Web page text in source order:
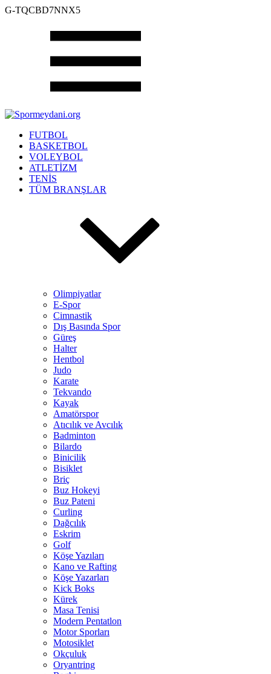
G-TQCBD7NNX5
FUTBOL
BASKETBOL
VOLEYBOL
ATLETİZM
TENİS
TÜM BRANŞLAR
Olimpiyatlar
E-Spor
Cimnastik
Dış Basında Spor
Güreş
Halter
Hentbol
Judo
Karate
Tekvando
Kayak
Amatörspor
Atıcılık ve Avcılık
Badminton
Bilardo
Binicilik
Bisiklet
Briç
Buz Hokeyi
Buz Pateni
Curling
Dağcılık
Eskrim
Golf
Köşe Yazıları
Kano ve Rafting
Köşe Yazarları
Kick Boks
Kürek
Masa Tenisi
Modern Pentatlon
Motor Sporları
Motosiklet
Okçuluk
Oryantring